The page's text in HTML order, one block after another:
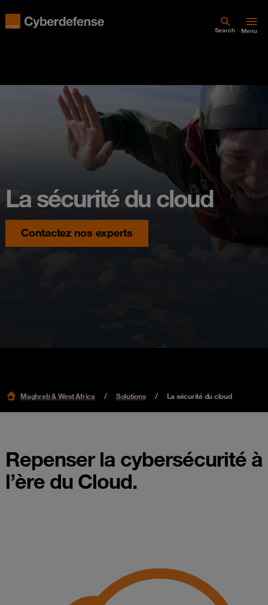
Search Menu
La sécurité du cloud
Contactez nos experts
Maghreb & West Africa Solutions La sécurité du cloud
Repenser la cybersécurité à
l’ère du Cloud.